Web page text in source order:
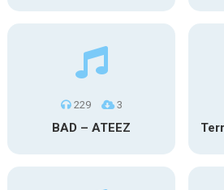
229 3
BAD – ATEEZ